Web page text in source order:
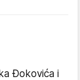
Đokovića i